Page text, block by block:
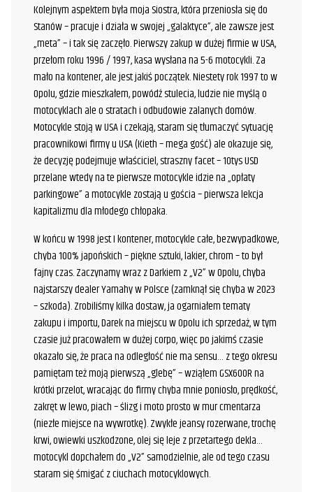
Kolejnym aspektem była moja Siostra, która przeniosła się do
Stanów – pracuje i działa w swojej „galaktyce”, ale zawsze jest
„meta” – i tak się zaczęło. Pierwszy zakup w dużej firmie w USA,
przełom roku 1996 / 1997, kasa wysłana na 5-6 motocykli. Za
mało na kontener, ale jest jakiś początek. Niestety rok 1997 to w
Opolu, gdzie mieszkałem, powódź stulecia, ludzie nie myślą o
motocyklach ale o stratach i odbudowie zalanych domów.
Motocykle stoją w USA i czekają, staram się tłumaczyć sytuację
pracownikowi firmy u USA (Kieth – mega gość) ale okazuje się,
że decyzję podejmuje właściciel, straszny facet – 10tys USD
przelane wtedy na te pierwsze motocykle idzie na „opłaty
parkingowe” a motocykle zostają u gościa – pierwsza lekcja
kapitalizmu dla młodego chłopaka.
W końcu w 1998 jest I kontener, motocykle całe, bezwypadkowe,
chyba 100% japońskich – piękne sztuki, lakier, chrom – to był
fajny czas. Zaczynamy wraz z Darkiem z „V2” w Opolu, chyba
najstarszy dealer Yamahy w Polsce (zamknął się chyba w 2023
– szkoda). Zrobiliśmy kilka dostaw, ja ogarniałem tematy
zakupu i importu, Darek na miejscu w Opolu ich sprzedaż, w tym
czasie już pracowałem w dużej corpo, więc po jakimś czasie
okazało się, że praca na odległość nie ma sensu… z tego okresu
pamiętam też moją pierwszą „glebę” – wziąłem GSX600R na
krótki przelot, wracając do firmy chyba mnie poniosło, prędkość,
zakręt w lewo, piach – ślizg i moto prosto w mur cmentarza
(niezłe miejsce na wywrotkę). Zwykłe jeansy rozerwane, trochę
krwi, owiewki uszkodzone, olej się leje z przetartego dekla…
motocykl dopchałem do „V2” samodzielnie, ale od tego czasu
staram się śmigać z ciuchach motocyklowych.